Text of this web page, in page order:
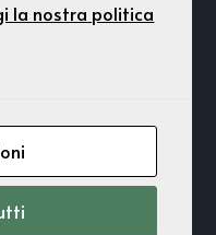
e interno 2 per
di assistenza
Clienti.
la nostra politica